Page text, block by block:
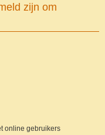
zijn om
online gebruikers